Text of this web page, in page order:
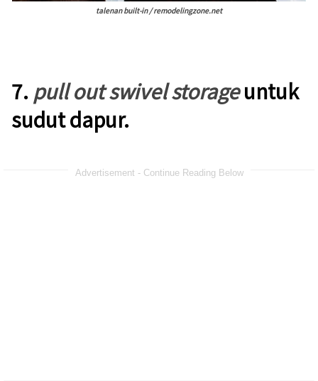
talenan built-in / remodelingzone.net
7. pull out swivel storage untuk
sudut dapur.
Advertisement - Continue Reading Below